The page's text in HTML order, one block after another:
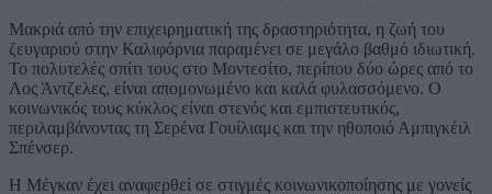
Μακριά από την επιχειρηματική της δραστηριότητα, η ζωή του
ζευγαριού στην Καλιφόρνια παραμένει σε μεγάλο βαθμό ιδιωτική.
Το πολυτελές σπίτι τους στο Μοντεσίτο, περίπου δύο ώρες από το
Λος Άντζελες, είναι απομονωμένο και καλά φυλασσόμενο. Ο
κοινωνικός τους κύκλος είναι στενός και εμπιστευτικός,
περιλαμβάνοντας τη Σερένα Γουίλιαμς και την ηθοποιό Αμπιγκέιλ
Σπένσερ.
Η Μέγκαν έχει αναφερθεί σε στιγμές κοινωνικοποίησης με γονείς